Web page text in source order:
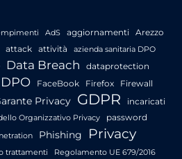
AdS aggiornamenti Arezzo
attack attività
azienda sanitaria DPO
Data Breach
dataprotection
DPO FaceBook Firefox Firewall
Privacy GDPR incaricati
Organizzativo Privacy
password
Phishing Privacy
trattamenti Regolamento UE 679/2016